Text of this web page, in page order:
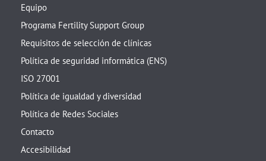
Equipo
Programa Fertility Support Group
Requisitos de selección de clínicas
Política de seguridad informática (ENS)
ISO 27001
Política de igualdad y diversidad
Política de Redes Sociales
Contacto
Accesibilidad